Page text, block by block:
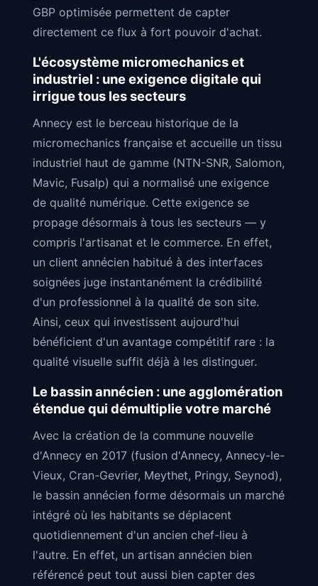
GBP optimisée permettent de capter
directement ce flux à fort pouvoir d'achat.
L'écosystème micromechanics et
industriel : une exigence digitale qui
irrigue tous les secteurs
Annecy est le berceau historique de la
micromechanics française et accueille un tissu
industriel haut de gamme (NTN-SNR, Salomon,
Mavic, Fusalp) qui a normalisé une exigence
de qualité numérique. Cette exigence se
propage désormais à tous les secteurs — y
compris l'artisanat et le commerce. En effet,
un client annécien habitué à des interfaces
soignées juge instantanément la crédibilité
d'un professionnel à la qualité de son site.
Ainsi, ceux qui investissent aujourd'hui
bénéficient d'un avantage compétitif rare : la
qualité visuelle suffit déjà à les distinguer.
Le bassin annécien : une agglomération
étendue qui démultiplie votre marché
Avec la création de la commune nouvelle
d'Annecy en 2017 (fusion d'Annecy, Annecy-le-
Vieux, Cran-Gevrier, Meythet, Pringy, Seynod),
le bassin annécien forme désormais un marché
intégré où les habitants se déplacent
quotidiennement d'un ancien chef-lieu à
l'autre. En effet, un artisan annécien bien
référencé peut tout aussi bien capter des